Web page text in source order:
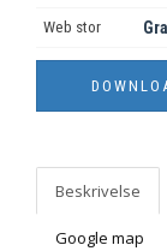
Web stor
Beskrivelse
Google map